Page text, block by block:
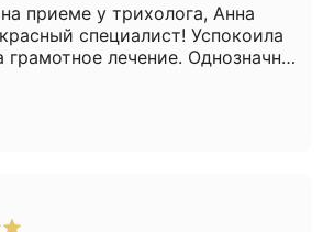
приеме у трихолога, Анна
специалист! Успокоила
грамотное лечение. Однозначно